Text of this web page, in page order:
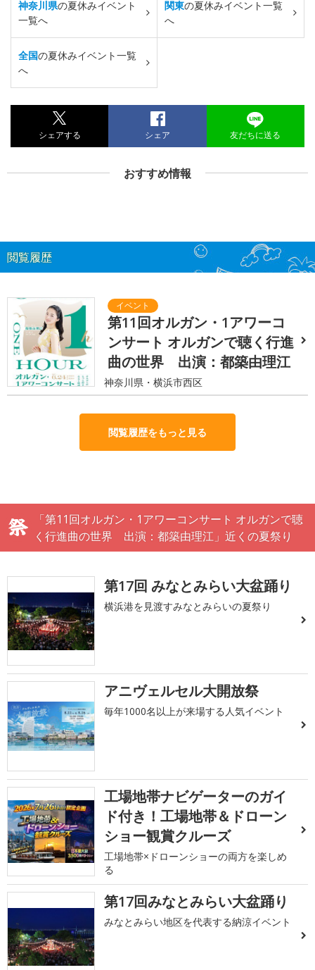
神奈川県の夏休みイベント
一覧へ
関東の夏休みイベント一覧
へ
全国の夏休みイベント一覧
へ
シェアする シェア 友だちに送る
おすすめ情報
閲覧履歴
第11回オルガン・1アワーコ
ンサート オルガンで聴く行進
曲の世界 出演：都築由理江
神奈川県・横浜市西区
閲覧履歴をもっと見る
「第11回オルガン・1アワーコンサート オルガンで聴
く行進曲の世界 出演：都築由理江」近くの夏祭り
第17回 みなとみらい大盆踊り
横浜港を見渡すみなとみらいの夏祭り
アニヴェルセル大開放祭
毎年1000名以上が来場する人気イベント
工場地帯ナビゲーターのガイ
ド付き！工場地帯＆ドローン
ショー観賞クルーズ
工場地帯×ドローンショーの両方を楽しめ
る
第17回みなとみらい大盆踊り
みなとみらい地区を代表する納涼イベント